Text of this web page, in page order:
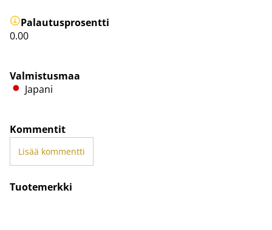
Palautusprosentti
0.00
Valmistusmaa
Japani
Kommentit
Lisää kommentti
Tuotemerkki